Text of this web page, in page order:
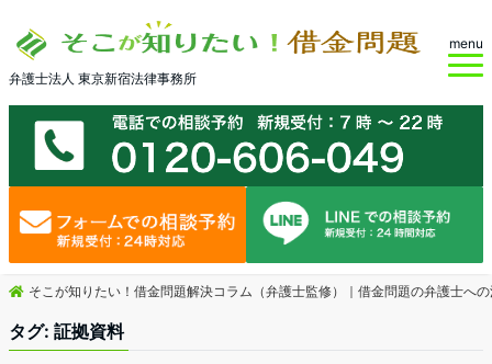
弁護士法人 東京新宿法律事務所
menu
そこが知りたい！借金問題解決コラム（弁護士監修）｜借金問題の弁護士へ
タグ: 証拠資料